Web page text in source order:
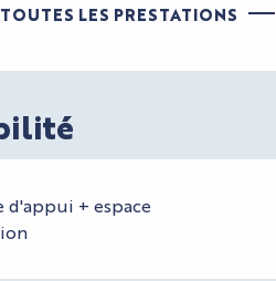
LES PRESTATIONS
d'appui + espace